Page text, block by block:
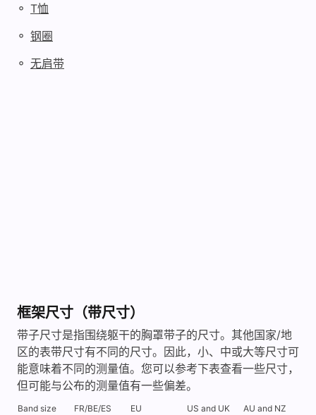
◦ T恤
◦ 钢圈
◦ 无肩带
框架尺寸（带尺寸）
带子尺寸是指围绕躯干的胸罩带子的尺寸。其他国家/地
区的表带尺寸有不同的尺寸。因此，小、中或大等尺寸可
能意味着不同的测量值。您可以参考下表查看一些尺寸，
但可能与公布的测量值有一些偏差。
Band size FR/BE/ES EU US and UK
AU and NZ